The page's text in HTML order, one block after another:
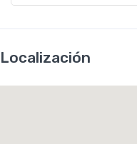
Localización